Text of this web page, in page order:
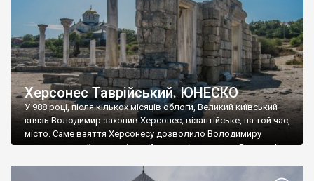
Херсонес Таврійський. ЮНЕСКО
У 988 році, після кількох місяців облоги, Великий київський
князь Володимир захопив Херсонес, візантійське, на той час,
місто. Саме взяття Херсонесу дозволило Володимиру
диктувати свої умови візантійському імператору Василю ІІ, та
Херсонесі Володимир-язичник, став Василем-християнином.